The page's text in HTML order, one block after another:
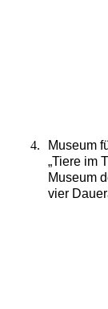
4.
Museum
„Tiere im
Museum
vier